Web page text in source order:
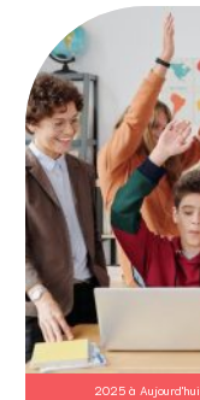
2025 à Aujourd'hui